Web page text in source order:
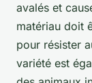
avalés et
matériau doit
pour résister
variété est